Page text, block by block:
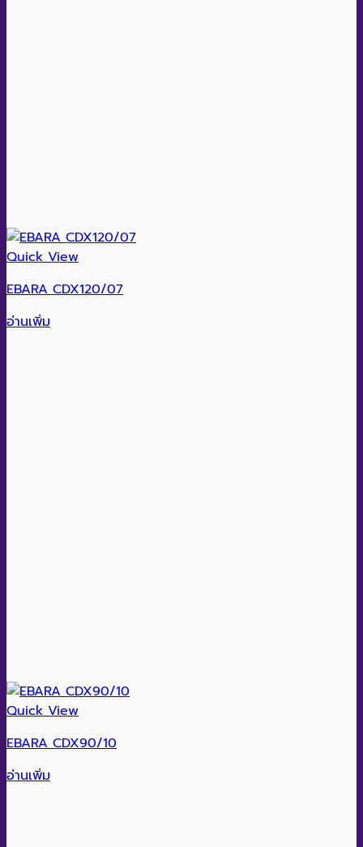
Quick View
EBARA CDX120/07
อ่านเพิ่ม
Quick View
EBARA CDX90/10
อ่านเพิ่ม